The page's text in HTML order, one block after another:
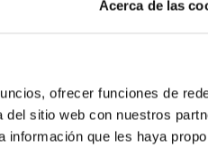
Acerca de las
ofrecer funciones de
sitio web con nuestros
información que les haya
of the
of
first
An
Webb
Instituto